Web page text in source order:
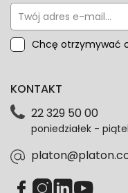
Chcę otrzymywać
przeze mnie
dotyczące danych
każdym czasie.
zgodność z
KONTAKT
22 329 50 00
poniedziałek -